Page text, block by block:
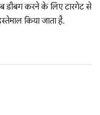
डीबग करने के लिए टारगेट से
किया जाता है.